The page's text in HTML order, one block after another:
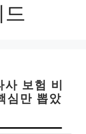
보험 비
심만 뽑았